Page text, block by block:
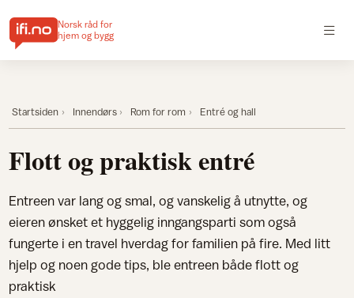
Norsk råd for
hjem og bygg
Startsiden Innendørs Rom for rom Entré og hall
Flott og praktisk entré
Entreen var lang og smal, og vanskelig å utnytte, og
eieren ønsket et hyggelig inngangsparti som også
fungerte i en travel hverdag for familien på fire. Med litt
hjelp og noen gode tips, ble entreen både flott og
praktisk